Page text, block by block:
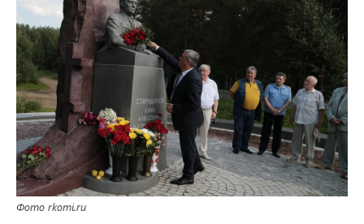
Фото rkomi.ru